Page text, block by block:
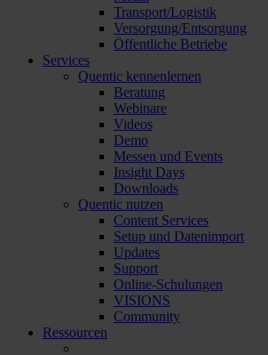
Transport/Logistik
Versorgung/Entsorgung
Öffentliche Betriebe
Services
Quentic kennenlernen
Beratung
Webinare
Videos
Demo
Messen und Events
Insight Days
Downloads
Quentic nutzen
Content Services
Setup und Datenimport
Updates
Support
Online-Schulungen
VISIONS
Community
Ressourcen